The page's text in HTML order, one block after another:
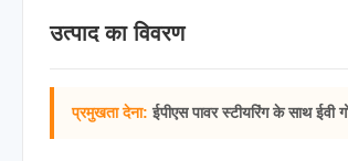
उत्पाद का विवरण
प्रमुखता देना: ईपीएस पावर स्टीयरिंग के साथ ईवी